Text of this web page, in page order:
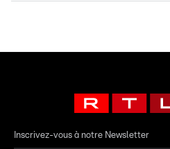
Inscrivez-vous à notre Newsletter